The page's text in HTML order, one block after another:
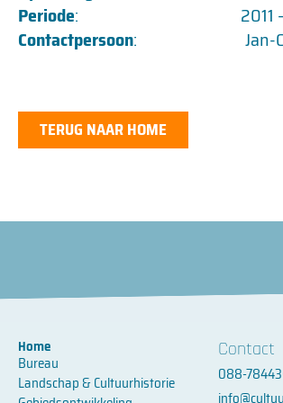
Periode: 2011 –
Contactpersoon: Jan-Olaf
TERUG NAAR HOME
Home
Bureau
Landschap & Cultuurhistorie
Contact
088-